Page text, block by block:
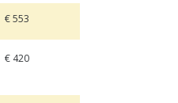
€ 553
€ 420